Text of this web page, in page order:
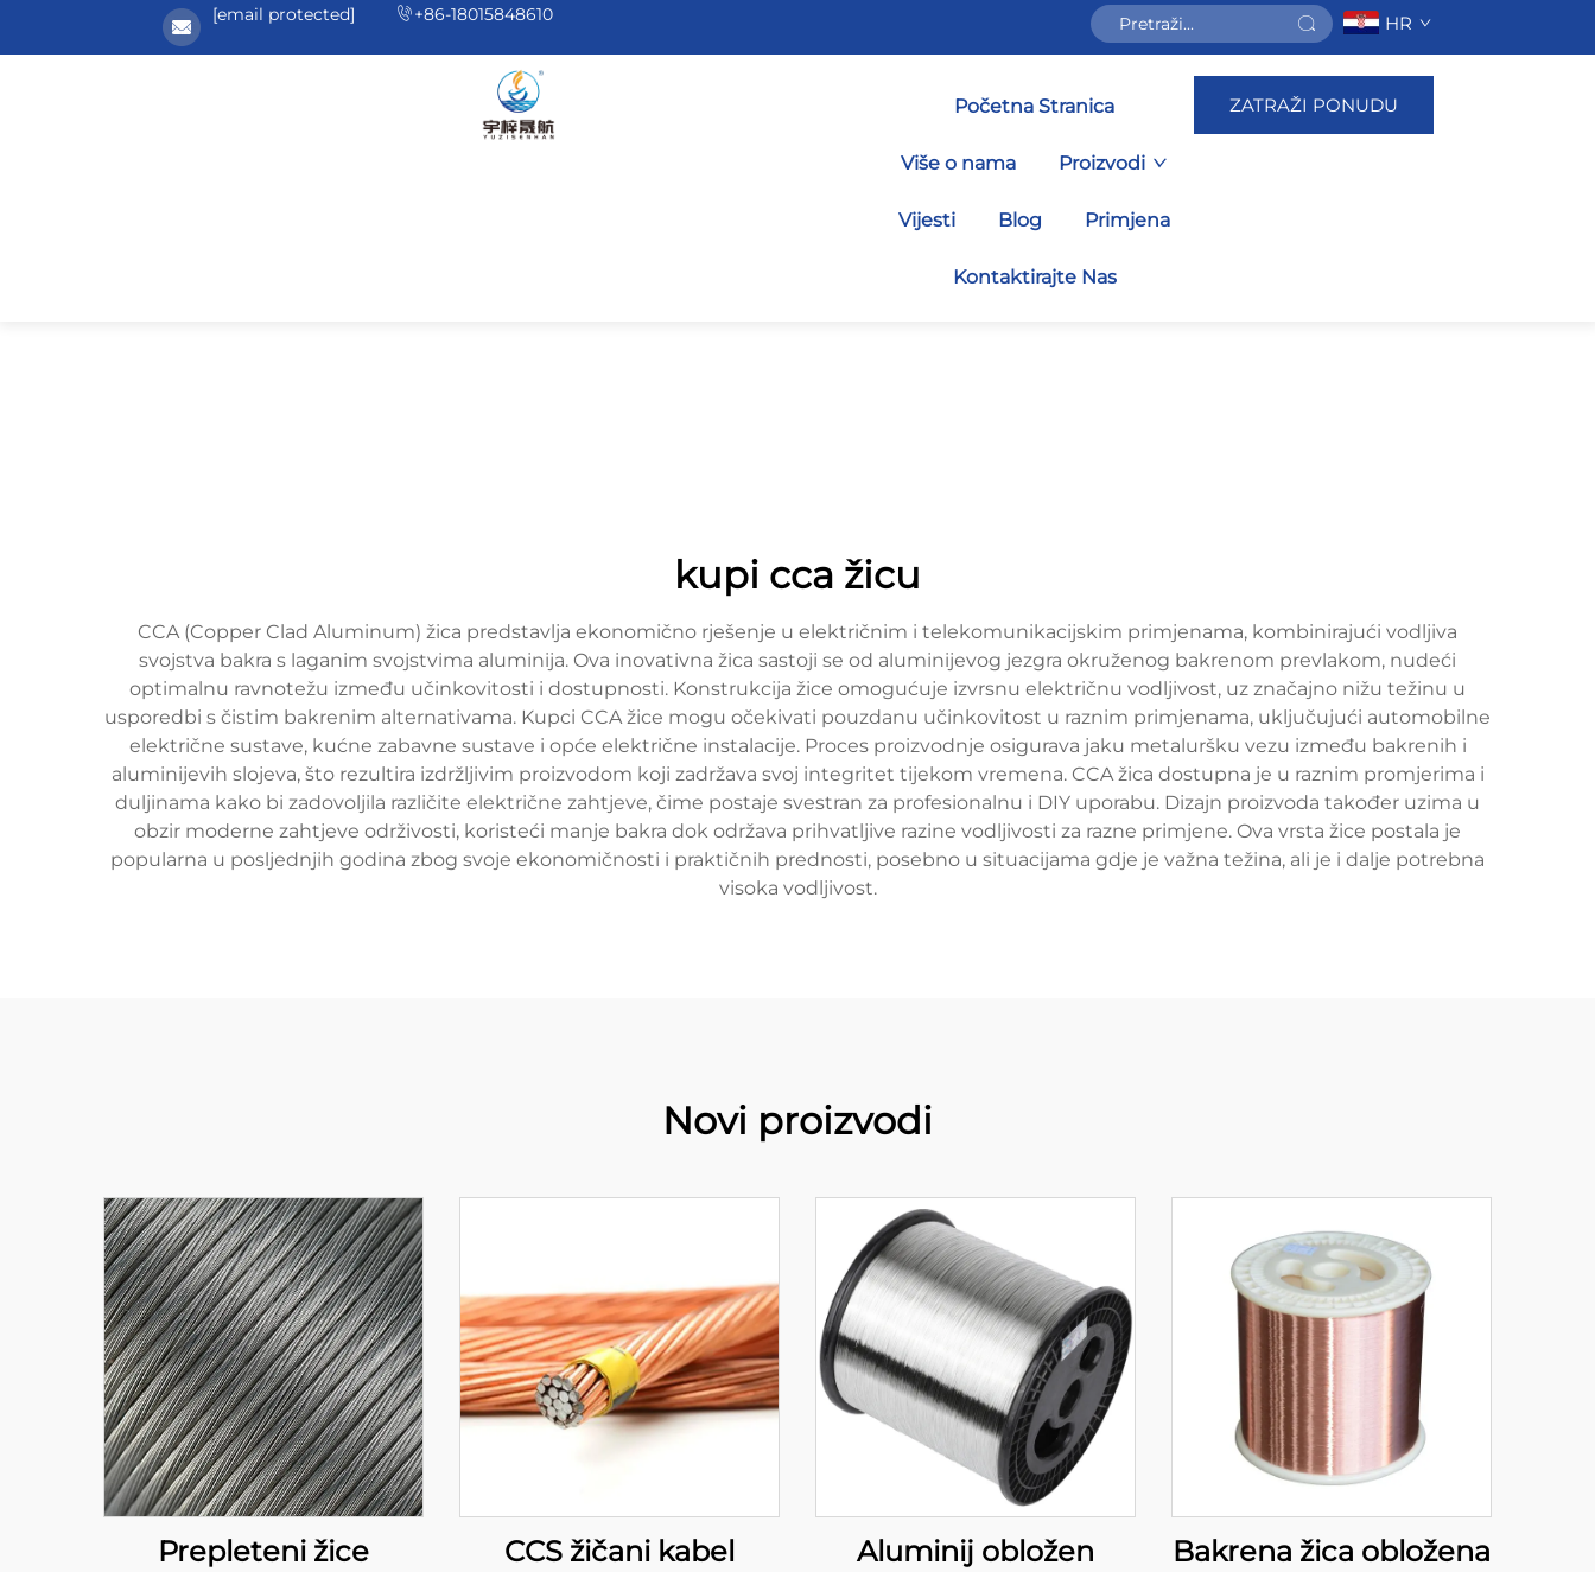
[email protected] +86-18015848610 HR
Početna Stranica
Više o nama Proizvodi
Vijesti Blog Primjena
Kontaktirajte Nas
ZATRAŽI PONUDU
kupi cca žicu
CCA (Copper Clad Aluminum) žica predstavlja ekonomično rješenje u električnim i telekomunikacijskim primjenama, kombinirajući vodljiva
svojstva bakra s laganim svojstvima aluminija. Ova inovativna žica sastoji se od aluminijevog jezgra okruženog bakrenom prevlakom, nudeći
optimalnu ravnotežu između učinkovitosti i dostupnosti. Konstrukcija žice omogućuje izvrsnu električnu vodljivost, uz značajno nižu težinu u
usporedbi s čistim bakrenim alternativama. Kupci CCA žice mogu očekivati pouzdanu učinkovitost u raznim primjenama, uključujući automobilne
električne sustave, kućne zabavne sustave i opće električne instalacije. Proces proizvodnje osigurava jaku metaluršku vezu između bakrenih i
aluminijevih slojeva, što rezultira izdržljivim proizvodom koji zadržava svoj integritet tijekom vremena. CCA žica dostupna je u raznim promjerima i
duljinama kako bi zadovoljila različite električne zahtjeve, čime postaje svestran za profesionalnu i DIY uporabu. Dizajn proizvoda također uzima u
obzir moderne zahtjeve održivosti, koristeći manje bakra dok održava prihvatljive razine vodljivosti za razne primjene. Ova vrsta žice postala je
popularna u posljednjih godina zbog svoje ekonomičnosti i praktičnih prednosti, posebno u situacijama gdje je važna težina, ali je i dalje potrebna
visoka vodljivost.
Novi proizvodi
Prepleteni žice CCS žičani kabel
Aluminij obložen
Bakrena žica obložena